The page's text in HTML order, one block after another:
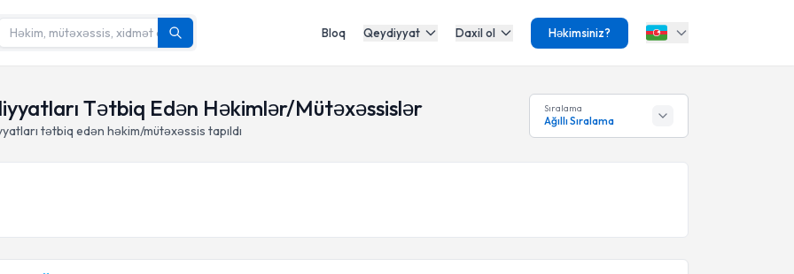
Bloq Qeydiyyat Daxil ol Həkimsiniz?
Tətbiq Edən Həkimlər/Mütəxəssislər
tətbiq edən həkim/mütəxəssis tapıldı
Sıralama
Ağıllı Sıralama
Randevu Təqvimi Tələbi